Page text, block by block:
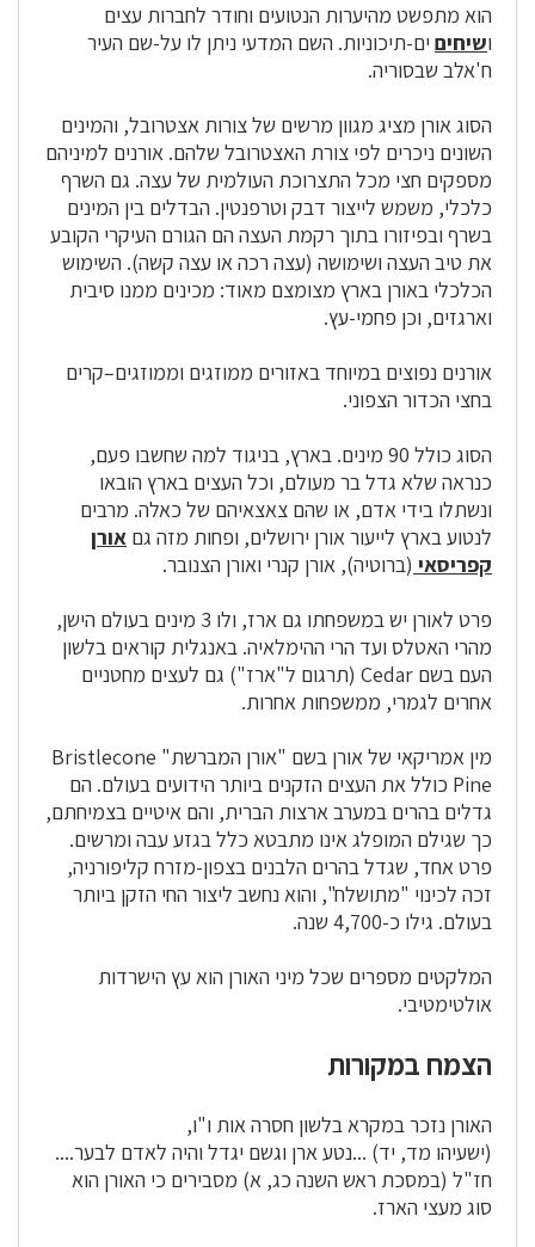
הוא מתפשט מהיערות הנטועים וחודר לחברות עצים
ושיחים ים-תיכוניות. השם המדעי ניתן לו על-שם העיר
ח'אלב שבסוריה.
הסוג אורן מציג מגוון מרשים של צורות אצטרובל, והמינים
השונים ניכרים לפי צורת האצטרובל שלהם. אורנים למיניהם
מספקים חצי מכל התצרוכת העולמית של עצה. גם השרף
כלכלי, משמש לייצור דבק וטרפנטין. הבדלים בין המינים
בשרף ובפיזורו בתוך רקמת העצה הם הגורם העיקרי הקובע
את טיב העצה ושימושה (עצה רכה או עצה קשה). השימוש
הכלכלי באורן בארץ מצומצם מאוד: מכינים ממנו סיבית
וארגזים, וכן פחמי-עץ.
אורנים נפוצים במיוחד באזורים ממוזגים וממוזגים–קרים
בחצי הכדור הצפוני.
הסוג כולל 90 מינים. בארץ, בניגוד למה שחשבו פעם,
כנראה שלא גדל בר מעולם, וכל העצים בארץ הובאו
ונשתלו בידי אדם, או שהם צאצאיהם של כאלה. מרבים
לנטוע בארץ לייעור אורן ירושלים, ופחות מזה גם אורן
קפריסאי (ברוטיה), אורן קנרי ואורן הצנובר.
פרט לאורן יש במשפחתו גם ארז, ולו 3 מינים בעולם הישן,
מהרי האטלס ועד הרי ההימלאיה. באנגלית קוראים בלשון
העם בשם Cedar (תרגום ל"ארז") גם לעצים מחטניים
אחרים לגמרי, ממשפחות אחרות.
מין אמריקאי של אורן בשם "אורן המברשת" Bristlecone
Pine כולל את העצים הזקנים ביותר הידועים בעולם. הם
גדלים בהרים במערב ארצות הברית, והם איטיים בצמיחתם,
כך שגילם המופלג אינו מתבטא כלל בגזע עבה ומרשים.
פרט אחד, שגדל בהרים הלבנים בצפון-מזרח קליפורניה,
זכה לכינוי "מתושלח", והוא נחשב ליצור החי הזקן ביותר
בעולם. גילו כ-4,700 שנה.
המלקטים מספרים שכל מיני האורן הוא עץ הישרדות
אולטימטיבי.
הצמח במקורות
האורן נזכר במקרא בלשון חסרה אות ו"ו,
(ישעיהו מד, יד) ...נטע ארן וגשם יגדל והיה לאדם לבער....
חז"ל (במסכת ראש השנה כג, א) מסבירים כי האורן הוא
סוג מעצי הארז.